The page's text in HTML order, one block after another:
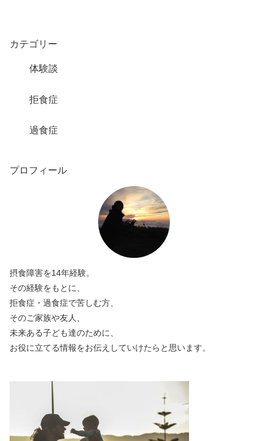
カテゴリー
体験談
拒食症
過食症
プロフィール
摂食障害を14年経験。
その経験をもとに、
拒食症・過食症で苦しむ方、
そのご家族や友人、
未来ある子ども達のために、
お役に立てる情報をお伝えしていけたらと思います。